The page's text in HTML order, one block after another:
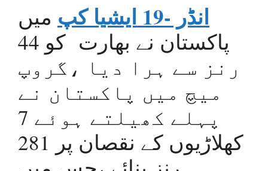
انڈر -19 ایشیا کپ
میں
پاکستان نے بھارت کو 44
رنز سے ہرا دیا ،گروپ
میچ میں پاکستان نے
پہلے کھیلتے ہوئے 7
کھلاڑیوں کے نقصان پر 281